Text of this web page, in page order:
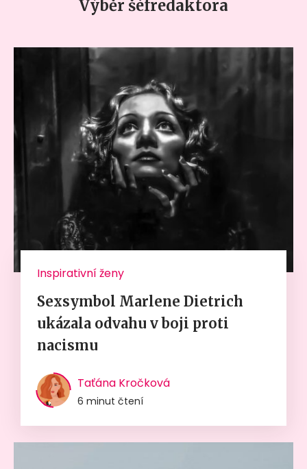
Výběr šéfredaktora
Inspirativní ženy
Sexsymbol Marlene Dietrich
ukázala odvahu v boji proti
nacismu
Taťána Kročková
6 minut čtení